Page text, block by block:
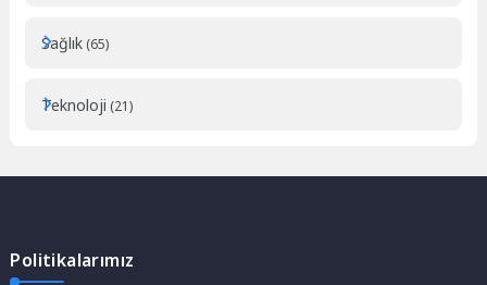
Sağlık (65)
Teknoloji (21)
Politikalarımız